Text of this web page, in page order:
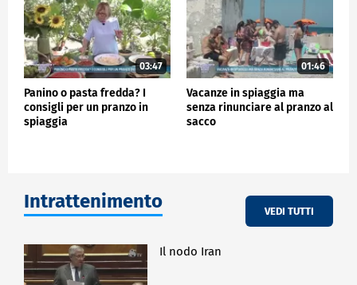
03:47
Panino o pasta fredda? I
consigli per un pranzo in
spiaggia
01:46
Vacanze in spiaggia ma
senza rinunciare al pranzo al
sacco
Intrattenimento VEDI TUTTI
Il nodo Iran